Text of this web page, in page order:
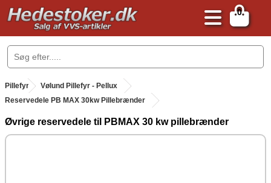
0
.
Pillefyr . Vølund Pillefyr - Pellux
Reservedele PB MAX 30kw Pillebrænder
Øvrige reservedele til PBMAX 30 kw pillebrænder